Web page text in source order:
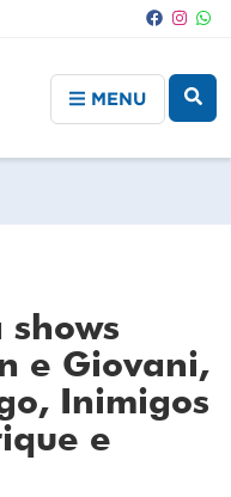
MENU
e Giovani,
Inimigos
e